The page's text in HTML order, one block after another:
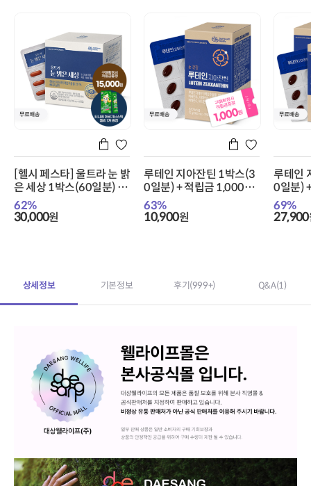
[헬시 페스타] 울트라 눈 밝
은 세상 1박스(60일분) +
적립금 15,000원 증정 +
티니핑 아르기닌 스틱 젤
리 1개 증정
62%
30,000원
루테인 지아잔틴 1박스(3
0일분) + 적립금 1,000원
증정 + 티니핑 아르기닌 스
틱 젤리 1개 증정
63%
10,900원
루테인
0일분)
증정 +
틱 젤리
69%
27,900
상세정보 기본정보 후기(999+) Q&A(1)